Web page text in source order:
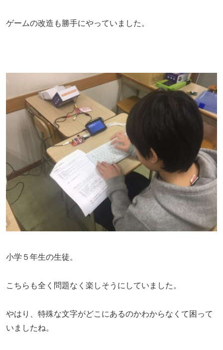
ゲームの改造も勝手にやっていました。
小学５年生の生徒。
こちらも全く問題なく楽しそうにしていました。
やはり、特殊な文字がどこにあるのかわからなくて困って
いましたね。